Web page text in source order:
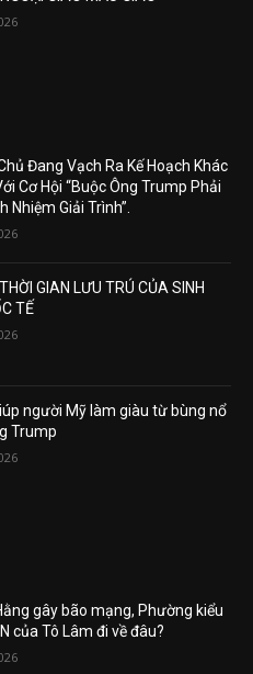
Đang Vạch Ra Kế Hoạch Khác
Cơ Hội “Buộc Ông Trump Phải
Nhiệm Giải Trình”.
GIAN LƯU TRÚ CỦA SINH
TẾ
người Mỹ làm giàu từ bùng nổ
Trump
gây bão mạng, Phường kiểu
của Tô Lâm đi về đâu?